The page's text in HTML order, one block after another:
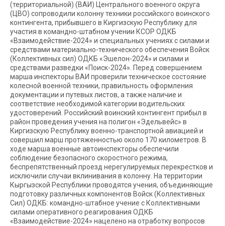
(территориальной) (ВАИ) Центрального военного округа
(ЦВО) сопроводили колонну техники российского воинского
контингента, прибывшего в Киргизскую Республику для
участия в командно-штабном учении КСОР ОДКБ
«Взаимодействие-2024» и специальных учениях с силами и
средствами материально-технического обеспечения Войск
(Коллективных сил) ОДКБ «Эшелон-2024» и силами и
средствами разведки «Поиск-2024». Перед совершением
марша инспекторы ВАИ проверили техническое состояние
колесной военной техники, правильность оформления
документации и путевых листов, а также наличие и
соответствие необходимой категории водительских
удостоверений. Российский воинский контингент прибыл в
район проведения учения на полигон «Эдельвейс» в
Киргизскую Республику военно-транспортной авиацией и
совершил марш протяженностью около 170 километров. В
ходе марша военные автоинспекторы обеспечили
соблюдение безопасного скоростного режима,
беспрепятственный проезд нерегулируемых перекрестков и
исключили случаи вклинивания в колонну. На территории
Кыргызской Республики проводятся учения, объединяющие
подготовку различных компонентов Войск (Коллективных
Сил) ОДКБ: командно-штабное учение с Коллективными
силами оперативного реагирования ОДКБ
«Взаимодействие-2024» нацелено на отработку вопросов